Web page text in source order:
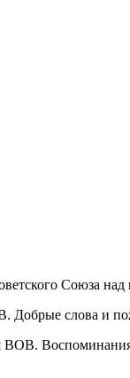
Союза над
Добрые слова и